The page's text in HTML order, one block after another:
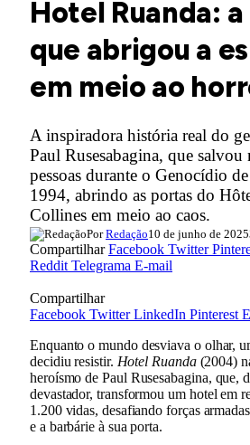
Hotel Ruanda:
que abrigou a
em meio ao
A inspiradora história real do
Paul Rusesabagina, que salvou
pessoas durante o Genocídio
1994, abrindo as portas do
Collines em meio ao caos.
Por Redação10 de junho de 2025
CompartilharFacebook Twitter
Reddit Telegrama E-mail
Compartilhar
Facebook Twitter LinkedIn Pinterest
Enquanto o mundo desviava o olhar,
decidiu resistir. Hotel Ruanda(2004)
heroísmo de Paul Rusesabagina, que,
devastador, transformou um hotel em
1.200 vidas, desafiando forças
e a barbárie à sua porta.